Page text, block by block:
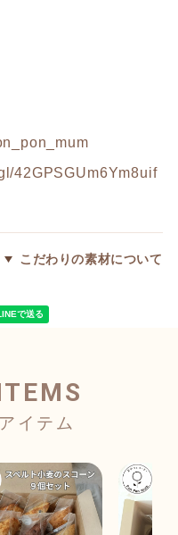
42GPSGUm6Ym8uif
こだわりの素材について